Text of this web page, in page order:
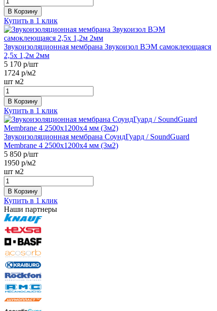
В Корзину
Купить в 1 клик
Звукоизоляционная мембрана Звукоизол ВЭМ самоклеющаяся
2,5х 1,2м 2мм
5 170 р/шт
1724 р/м2
шт м2
В Корзину
Купить в 1 клик
Звукоизоляционная мембрана СоундГуард / SoundGuard
Membrane 4 2500х1200х4 мм (3м2)
5 850 р/шт
1950 р/м2
шт м2
В Корзину
Купить в 1 клик
Наши партнеры